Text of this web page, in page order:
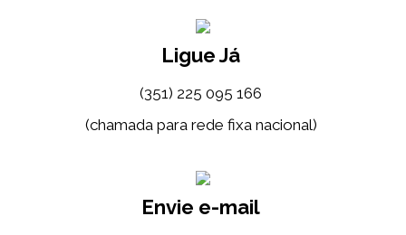
Ligue Já
(351) 225 095 166
(chamada para rede fixa nacional)
Envie e-mail